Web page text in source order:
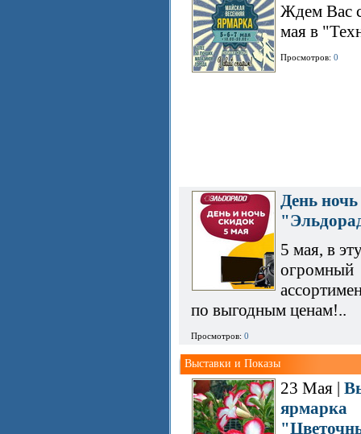
Ждем Вас
мая в
Просмотров: 0
День
5 мая, в
огромный
по выгодным ценам!..
Просмотров: 0
Выставки и Показы
23 Мая |
ярмарка